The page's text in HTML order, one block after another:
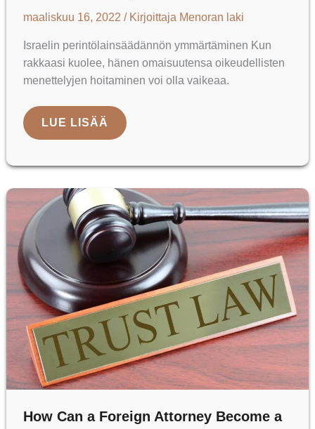
maaliskuu 16, 2022 / Kirjoittaja Menoran laki
Israelin perintölainsäädännön ymmärtäminen Kun
rakkaasi kuolee, hänen omaisuutensa oikeudellisten
menettelyjen hoitaminen voi olla vaikeaa.
PERINTÖOIKEUS
OPAS
SUURTA
SÄÄNTÖÄ
PERILLISILLE
LUE LISÄÄ
How Can a Foreign Attorney Become a